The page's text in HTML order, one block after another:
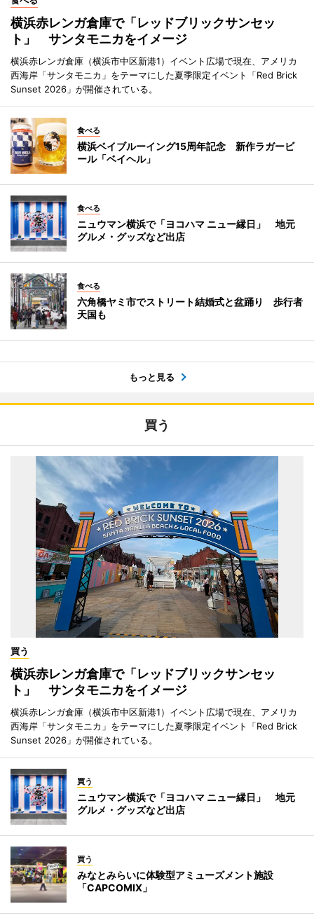
横浜赤レンガ倉庫で「レッドブリックサンセッ
ト」 サンタモニカをイメージ
横浜赤レンガ倉庫（横浜市中区新港1）イベント広場で現在、アメリカ
西海岸「サンタモニカ」をテーマにした夏季限定イベント「Red Brick
Sunset 2026」が開催されている。
食べる
横浜ベイブルーイング15周年記念 新作ラガービ
ール「ベイヘル」
食べる
ニュウマン横浜で「ヨコハマ ニュー縁日」 地元
グルメ・グッズなど出店
食べる
六角橋ヤミ市でストリート結婚式と盆踊り 歩行者
天国も
もっと見る
買う
買う
横浜赤レンガ倉庫で「レッドブリックサンセッ
ト」 サンタモニカをイメージ
横浜赤レンガ倉庫（横浜市中区新港1）イベント広場で現在、アメリカ
西海岸「サンタモニカ」をテーマにした夏季限定イベント「Red Brick
Sunset 2026」が開催されている。
買う
ニュウマン横浜で「ヨコハマ ニュー縁日」 地元
グルメ・グッズなど出店
買う
みなとみらいに体験型アミューズメント施設
「CAPCOMIX」